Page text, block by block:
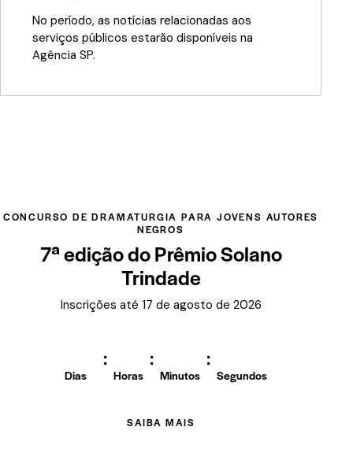
No período, as notícias relacionadas aos
serviços públicos estarão disponíveis na
Agência SP.
CONCURSO DE DRAMATURGIA PARA JOVENS AUTORES
NEGROS
7ª edição do Prêmio Solano
Trindade
Inscrições até 17 de agosto de 2026
Dias
:
Horas
:
Minutos
:
Segundos
SAIBA MAIS